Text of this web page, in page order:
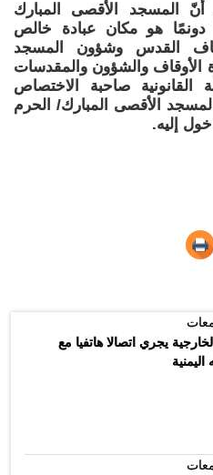
أنّ المسجد الأقصى المبارك
بكامل مساحته البالغة ١٤٤ دونمًا هو مكان عبادة خالص
القدس وشؤون المسجد
الأوقاف والشؤون والمقدسات
القانونية صاحبة الاختصاص
الأقصى المبارك/ الحرم
إليه.
يجري اتصالا هاتفيا مع
اليمنية